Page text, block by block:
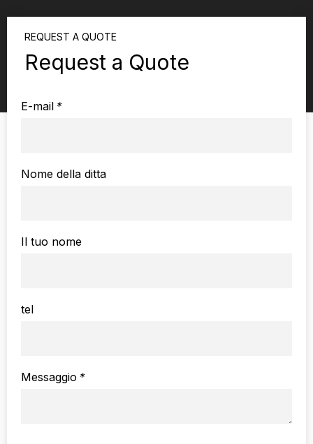
REQUEST A QUOTE
Request a Quote
*
E-mail
Nome della ditta
Il tuo nome
tel
*
Messaggio